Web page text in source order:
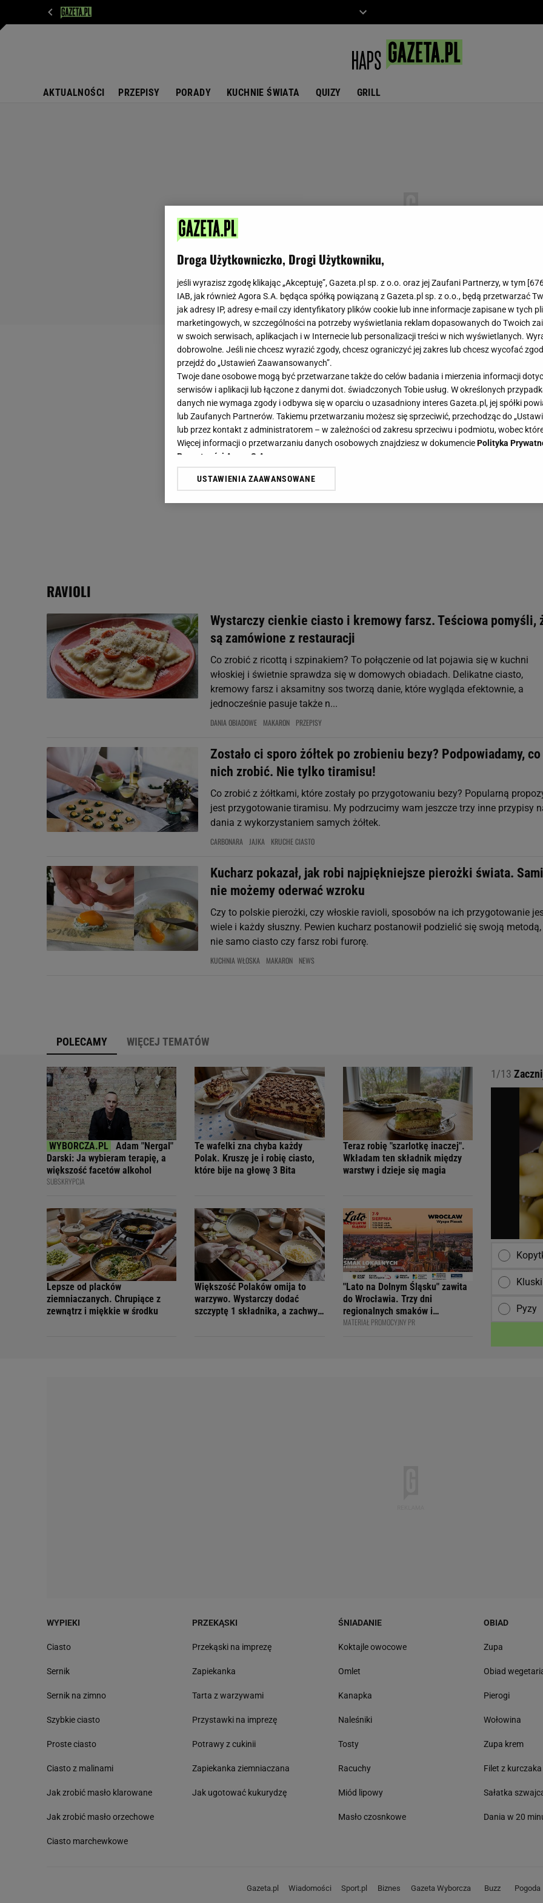
AKTUALNOŚCI PRZEPISY PORADY KUCHNIE ŚWIATA QUIZY GRILL
RAVIOLI
Wystarczy cienkie ciasto i kremowy farsz. Teściowa pomyśli,
są zamówione z restauracji
Co zrobić z ricottą i szpinakiem? To połączenie od lat pojawia się w kuchni
włoskiej i świetnie sprawdza się w domowych obiadach. Delikatne ciasto,
kremowy farsz i aksamitny sos tworzą danie, które wygląda efektownie, a
jednocześnie pasuje także n...
DANIA OBIADOWE MAKARON PRZEPISY
Zostało ci sporo żółtek po zrobieniu bezy? Podpowiadamy, co
nich zrobić. Nie tylko tiramisu!
Co zrobić z żółtkami, które zostały po przygotowaniu bezy? Popularną
jest przygotowanie tiramisu. My podrzucimy wam jeszcze trzy inne przypisy
dania z wykorzystaniem samych żółtek.
CARBONARA JAJKA KRUCHE CIASTO
Kucharz pokazał, jak robi najpiękniejsze pierożki świata. Sami
nie możemy oderwać wzroku
Czy to polskie pierożki, czy włoskie ravioli, sposobów na ich przygotowanie
wiele i każdy słuszny. Pewien kucharz postanowił podzielić się swoją
nie samo ciasto czy farsz robi furorę.
KUCHNIA WŁOSKA MAKARON NEWS
POLECAMY WIĘCEJ TEMATÓW
Adam "Nergal"
Darski: Ja wybieram terapię, a
większość facetów alkohol
SUBSKRYPCJA
Te wafelki zna chyba każdy
Polak. Kruszę je i robię ciasto,
które bije na głowę 3 Bita
Teraz robię "szarlotkę inaczej".
Wkładam ten składnik między
warstwy i dzieje się magia
Lepsze od placków
ziemniaczanych. Chrupiące z
zewnątrz i miękkie w środku
Większość Polaków omija to
warzywo. Wystarczy dodać
szczyptę 1 składnika, a zachwyci
"Lato na Dolnym Śląsku" zawita
do Wrocławia. Trzy dni
regionalnych smaków i
rodzinnych atrakcji na Wyspie
MATERIAŁ PROMOCYJNY PR
1/13
Pyzy
WYPIEKI
Ciasto
Sernik
Sernik na zimno
Szybkie ciasto
Proste ciasto
Ciasto z malinami
Jak zrobić masło klarowane
Jak zrobić masło orzechowe
Ciasto marchewkowe
PRZEKĄSKI
Przekąski na imprezę
Zapiekanka
Tarta z warzywami
Przystawki na imprezę
Potrawy z cukinii
Zapiekanka ziemniaczana
Jak ugotować kukurydzę
ŚNIADANIE
Koktajle owocowe
Omlet
Kanapka
Naleśniki
Tosty
Racuchy
Miód lipowy
Masło czosnkowe
OBIAD
Zupa
Obiad
Pierogi
Wołowina
Zupa krem
Filet z kurczaka
Sałatka
Dania w 20
Gazeta.pl Wiadomości Sport.pl Biznes Gazeta Wyborcza Buzz Pogoda
Droga Użytkowniczko, Drogi Użytkowniku,
jeśli wyrazisz zgodę klikając „Akceptuję”, Gazeta.pl sp. z o.o. oraz jej Zaufani Partnerzy, w tym [
IAB, jak również Agora S.A. będąca spółką powiązaną z Gazeta.pl sp. z o.o., będą przetwarzać
jak adresy IP, adresy e-mail czy identyfikatory plików cookie lub inne informacje zapisane w tych
marketingowych, w szczególności na potrzeby wyświetlania reklam dopasowanych do Twoich
w swoich serwisach, aplikacjach i w Internecie lub personalizacji treści w nich wyświetlanych.
dobrowolne. Jeśli nie chcesz wyrazić zgody, chcesz ograniczyć jej zakres lub chcesz wycofać
przejdź do „Ustawień Zaawansowanych”.
Twoje dane osobowe mogą być przetwarzane także do celów badania i mierzenia informacji
serwisów i aplikacji lub łączone z danymi dot. świadczonych Tobie usług. W określonych
danych nie wymaga zgody i odbywa się w oparciu o uzasadniony interes Gazeta.pl, jej spółki
lub Zaufanych Partnerów. Takiemu przetwarzaniu możesz się sprzeciwić, przechodząc do
lub przez kontakt z administratorem – w zależności od zakresu sprzeciwu i podmiotu, wobec
Więcej informacji o przetwarzaniu danych osobowych znajdziesz w dokumenciePolityka
Prywatności Agora S.A.
Klikając „Akceptuję” wyrażasz też zgodę na zainstalowanie i przechowywanie plików cookie
USTAWIENIA ZAAWANSOWANE